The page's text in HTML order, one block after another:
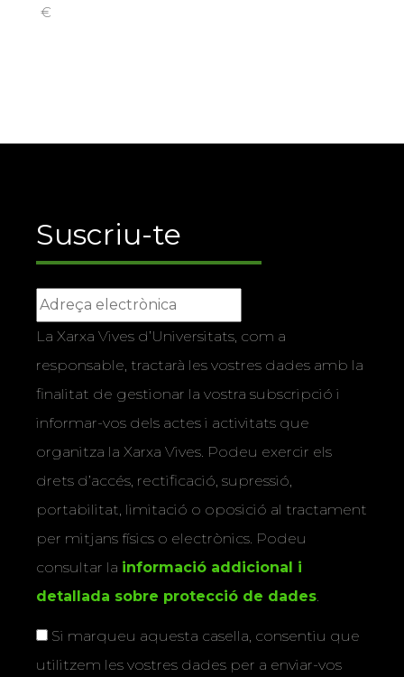
€
Suscriu-te
La Xarxa Vives d’Universitats, com a
responsable, tractarà les vostres dades amb la
finalitat de gestionar la vostra subscripció i
informar-vos dels actes i activitats que
organitza la Xarxa Vives. Podeu exercir els
drets d’accés, rectificació, supressió,
portabilitat, limitació o oposició al tractament
per mitjans físics o electrònics. Podeu
consultar la informació addicional i
detallada sobre protecció de dades
Si marqueu aquesta casella, consentiu que
utilitzem les vostres dades per a enviar-vos